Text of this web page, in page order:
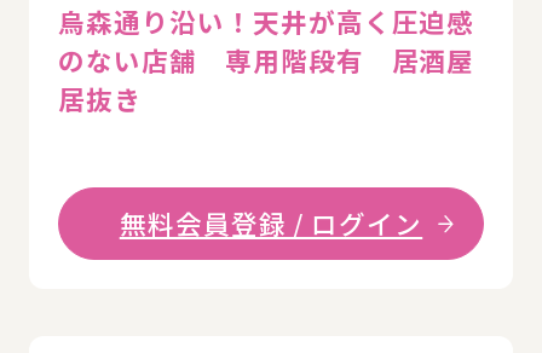
烏森通り沿い！天井が高く圧迫感
のない店舗 専用階段有 居酒屋
居抜き
無料会員登録 / ログイン